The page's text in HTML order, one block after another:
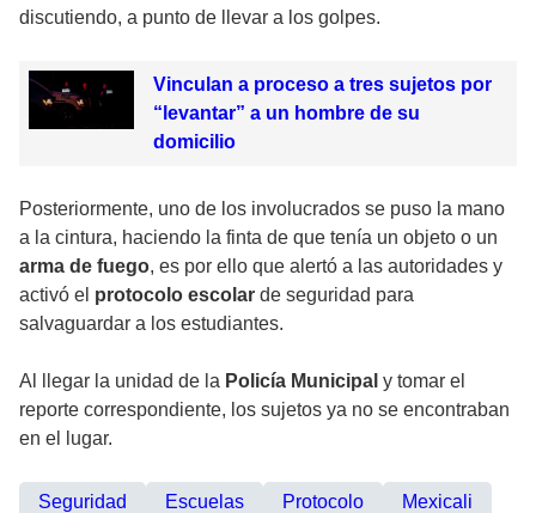
discutiendo, a punto de llevar a los golpes.
Vinculan a proceso a tres sujetos por
“levantar” a un hombre de su
domicilio
Posteriormente, uno de los involucrados se puso la mano
a la cintura, haciendo la finta de que tenía un objeto o un
arma de fuego, es por ello que alertó a las autoridades y
activó el protocolo escolar de seguridad para
salvaguardar a los estudiantes.
Al llegar la unidad de la Policía Municipal y tomar el
reporte correspondiente, los sujetos ya no se encontraban
en el lugar.
Seguridad Escuelas Protocolo Mexicali